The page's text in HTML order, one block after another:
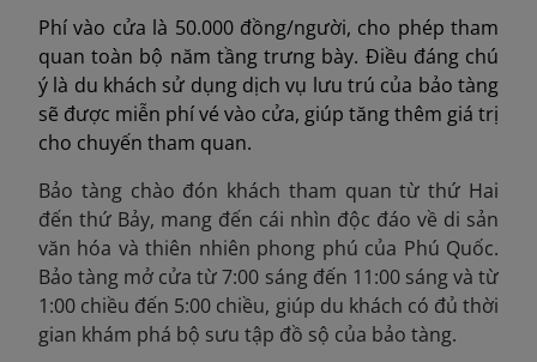
Phí vào cửa là 50.000 đồng/người, cho phép tham
quan toàn bộ năm tầng trưng bày. Điều đáng chú
ý là du khách sử dụng dịch vụ lưu trú của bảo tàng
sẽ được miễn phí vé vào cửa, giúp tăng thêm giá trị
cho chuyến tham quan.
Bảo tàng chào đón khách tham quantừ thứ Hai
đến thứ Bảy, mang đến cái nhìn độc đáo về di sản
văn hóa và thiên nhiên phong phú của Phú Quốc.
Bảo tàng mở cửa từ 7:00 sáng đến 11:00 sáng và từ
1:00 chiều đến 5:00 chiều, giúp du khách có đủ thời
gian khám phá bộ sưu tập đồ sộ của bảo tàng.